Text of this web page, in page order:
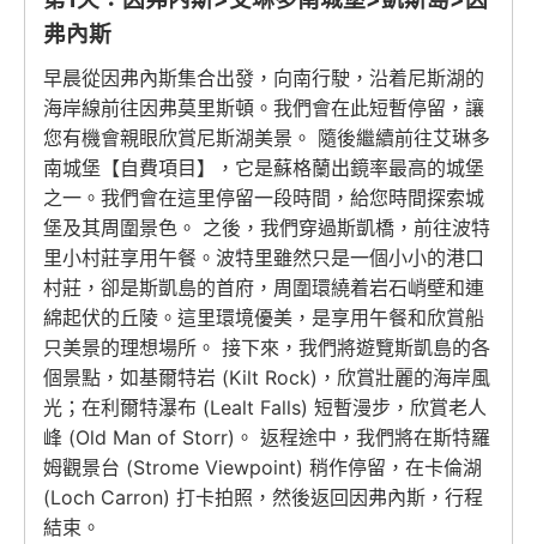
弗內斯
早晨從因弗內斯集合出發，向南行駛，沿着尼斯湖的
海岸線前往因弗莫里斯頓。我們會在此短暫停留，讓
您有機會親眼欣賞尼斯湖美景。 隨後繼續前往艾琳多
南城堡【自費項目】，它是蘇格蘭出鏡率最高的城堡
之一。我們會在這里停留一段時間，給您時間探索城
堡及其周圍景色。 之後，我們穿過斯凱橋，前往波特
里小村莊享用午餐。波特里雖然只是一個小小的港口
村莊，卻是斯凱島的首府，周圍環繞着岩石峭壁和連
綿起伏的丘陵。這里環境優美，是享用午餐和欣賞船
只美景的理想場所。 接下來，我們將遊覽斯凱島的各
個景點，如基爾特岩 (Kilt Rock)，欣賞壯麗的海岸風
光；在利爾特瀑布 (Lealt Falls) 短暫漫步，欣賞老人
峰 (Old Man of Storr)。 返程途中，我們將在斯特羅
姆觀景台 (Strome Viewpoint) 稍作停留，在卡倫湖
(Loch Carron) 打卡拍照，然後返回因弗內斯，行程
結束。